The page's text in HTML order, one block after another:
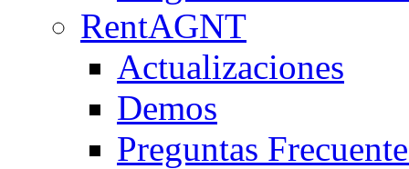
RentAGNT
Actualizaciones
Demos
Preguntas